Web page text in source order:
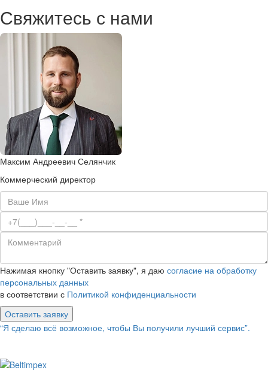
Свяжитесь с нами
Максим Андреевич Селянчик
Коммерческий директор
Нажимая кнопку "Оставить заявку", я даю согласие на обработку
персональных данных
в соответствии с Политикой конфиденциальности
Оставить заявку
“Я сделаю всё возможное, чтобы Вы получили лучший сервис”.